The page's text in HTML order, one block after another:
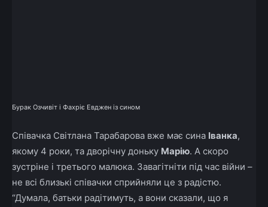
Бурак Озчивіт і Фахріє Евджен із сином
Співачка Світлана Тарабарова вже має сина Іванка,
якому 4 роки, та дворічну доньку Марію. А скоро
зустріне і третього малюка. Завагітніти під час війни –
не всі близькі співачки сприйняли це з радістю.
“Думала, батьки радітимуть, а вони сказали, що я